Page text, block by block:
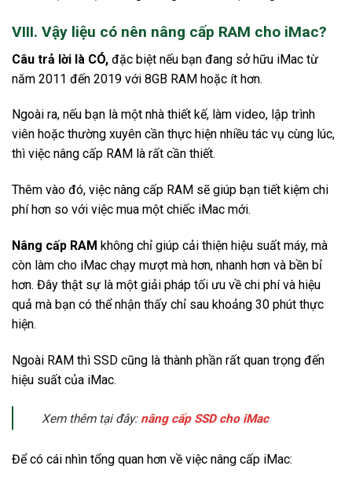
VIII. Vậy liệu có nên nâng cấp RAM cho iMac?
Câu trả lời là CÓ, đặc biệt nếu bạn đang sở hữu iMac từ
năm 2011 đến 2019 với 8GB RAM hoặc ít hơn.
Ngoài ra, nếu bạn là một nhà thiết kế, làm video, lập trình
viên hoặc thường xuyên cần thực hiện nhiều tác vụ cùng lúc,
thì việc nâng cấp RAM là rất cần thiết.
Thêm vào đó, việc nâng cấp RAM sẽ giúp bạn tiết kiệm chi
phí hơn so với việc mua một chiếc iMac mới.
Nâng cấp RAM không chỉ giúp cải thiện hiệu suất máy, mà
còn làm cho iMac chạy mượt mà hơn, nhanh hơn và bền bỉ
hơn. Đây thật sự là một giải pháp tối ưu về chi phí và hiệu
quả mà bạn có thể nhận thấy chỉ sau khoảng 30 phút thực
hiện.
Ngoài RAM thì SSD cũng là thành phần rất quan trọng đến
hiệu suất của iMac.
Xem thêm tại đây: nâng cấp SSD cho iMac
Để có cái nhìn tổng quan hơn về việc nâng cấp iMac: